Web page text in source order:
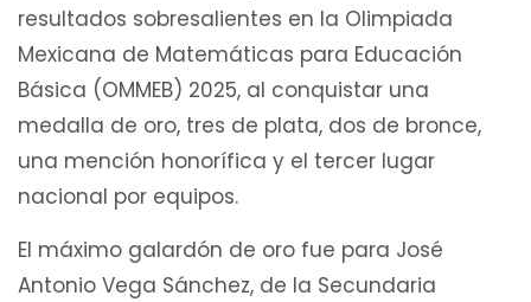
resultados sobresalientes en la Olimpiada
Mexicana de Matemáticas para Educación
Básica (OMMEB) 2025, al conquistar una
medalla de oro, tres de plata, dos de bronce,
una mención honorífica y el tercer lugar
nacional por equipos.
El máximo galardón de oro fue para José
Antonio Vega Sánchez, de la Secundaria